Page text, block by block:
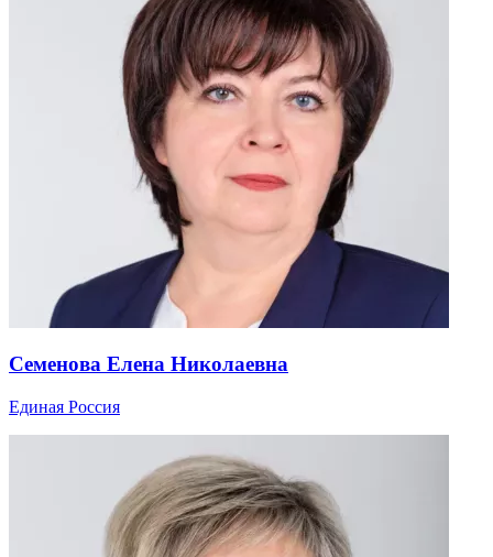
Семенова Елена Николаевна
Единая Россия